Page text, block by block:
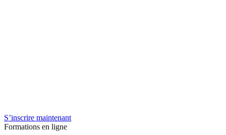
S’inscrire maintenant
Formations en ligne